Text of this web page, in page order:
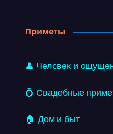
Приметы
👤 Человек и
💍 Свадебные
🏠 Дом и быт